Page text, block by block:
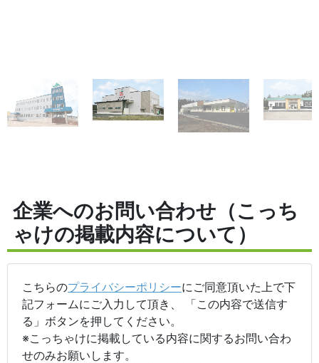
企業へのお問い合わせ（こっち
ゃけの掲載内容について）
こちらのプライバシーポリシーにご同意頂いた上で下
記フォームにご入力して頂き、 「この内容で送信す
る」ボタンを押してください。
※こっちゃけに掲載している内容に関するお問い合わ
せのみお願いします。